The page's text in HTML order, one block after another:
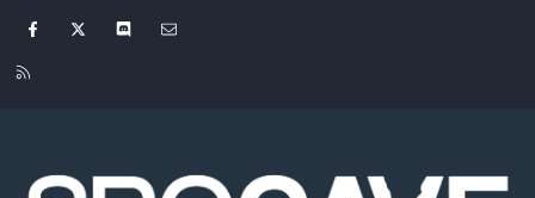
Facebook Discord
R